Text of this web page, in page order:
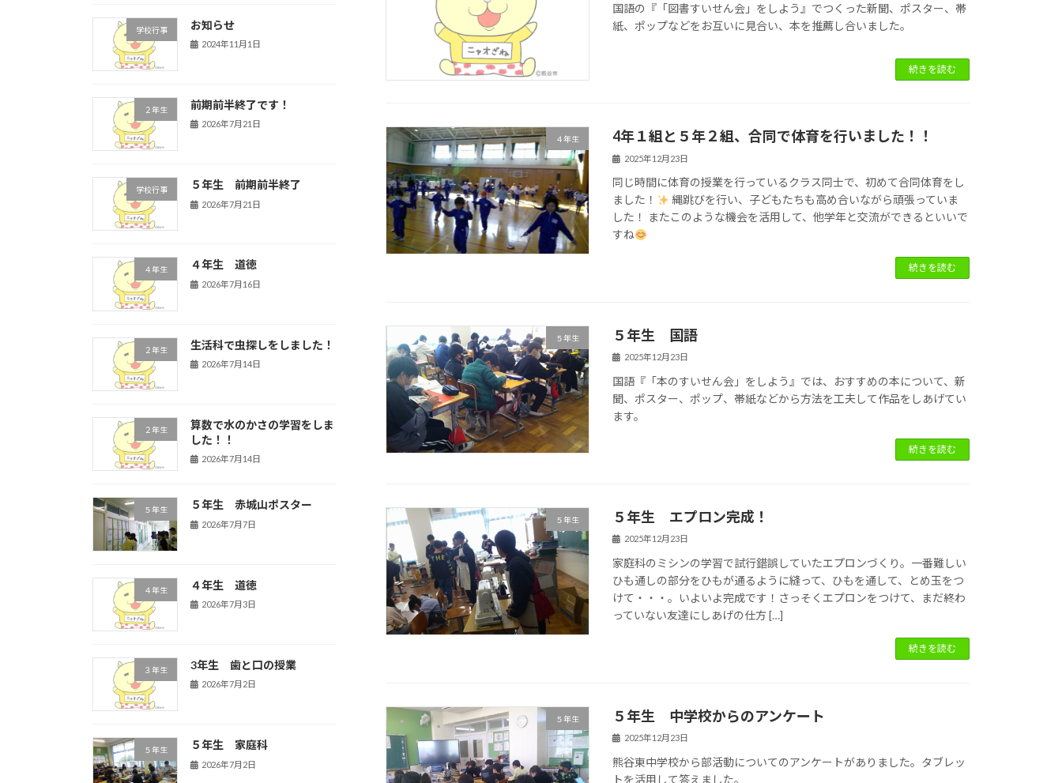
国語の『「図書すいせん会」をしよう』でつくった新聞、ポスター、帯
紙、ポップなどをお互いに見合い、本を推薦し合いました。
続きを読む
４年生 4年１組と５年２組、合同で体育を行いました！！
2025年12月23日
同じ時間に体育の授業を行っているクラス同士で、初めて合同体育をし
ました！
縄跳びを行い、子どもたちも高め合いながら頑張っていま
した！ またこのような機会を活用して、他学年と交流ができるといいで
すね
続きを読む
５年生 ５年生 国語
2025年12月23日
国語『「本のすいせん会」をしよう』では、おすすめの本について、新
聞、ポスター、ポップ、帯紙などから方法を工夫して作品をしあげてい
ます。
続きを読む
５年生 ５年生 エプロン完成！
2025年12月23日
家庭科のミシンの学習で試行錯誤していたエプロンづくり。一番難しい
ひも通しの部分をひもが通るように縫って、ひもを通して、とめ玉をつ
けて・・・。いよいよ完成です！さっそくエプロンをつけて、まだ終わ
っていない友達にしあげの仕方 […]
続きを読む
５年生 ５年生 中学校からのアンケート
2025年12月23日
熊谷東中学校から部活動についてのアンケートがありました。タブレッ
トを活用して答えました。
学校行事 お知らせ
2024年11月1日
２年生 前期前半終了です！
2026年7月21日
学校行事 ５年生 前期前半終了
2026年7月21日
４年生 ４年生 道徳
2026年7月16日
２年生 生活科で虫探しをしました！
2026年7月14日
２年生
算数で水のかさの学習をしま
した！！
2026年7月14日
５年生 ５年生 赤城山ポスター
2026年7月7日
４年生 ４年生 道徳
2026年7月3日
３年生 3年生 歯と口の授業
2026年7月2日
５年生 ５年生 家庭科
2026年7月2日